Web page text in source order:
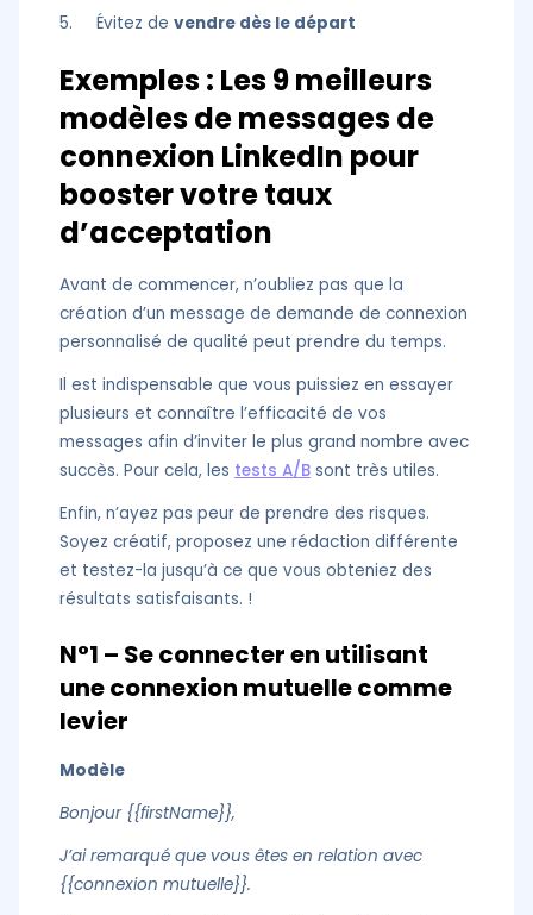
5. Évitez de vendre dès le départ
Exemples : Les 9 meilleurs
modèles de messages de
connexion LinkedIn pour
booster votre taux
d’acceptation
Avant de commencer, n’oubliez pas que la
création d’un message de demande de connexion
personnalisé de qualité peut prendre du temps.
Il est indispensable que vous puissiez en essayer
plusieurs et connaître l’efficacité de vos
messages afin d’inviter le plus grand nombre avec
succès. Pour cela, les tests A/B sont très utiles.
Enfin, n’ayez pas peur de prendre des risques.
Soyez créatif, proposez une rédaction différente
et testez-la jusqu’à ce que vous obteniez des
résultats satisfaisants. !
N°1 – Se connecter en utilisant
une connexion mutuelle comme
levier
Modèle
Bonjour {{firstName}},
J’ai remarqué que vous êtes en relation avec
{{connexion mutuelle}}.